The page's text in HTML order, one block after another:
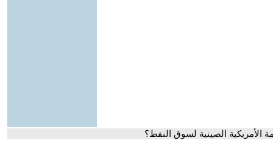
الأمريكية الصينية لسوق النفط؟